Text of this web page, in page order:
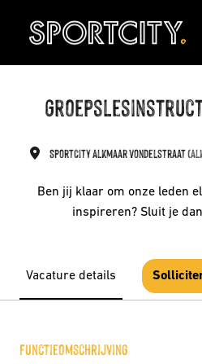
Homepagina
SportCity Alkmaar Vondelstraat(
Ben jij klaar om onze leden
inspireren? Sluit je
Vacature details
Functieomschrijving